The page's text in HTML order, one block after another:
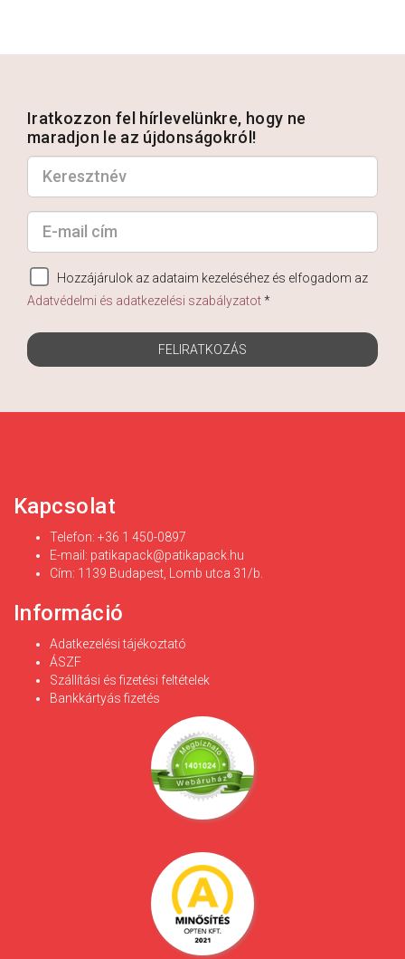
Iratkozzon fel hírlevelünkre, hogy ne
maradjon le az újdonságokról!
Hozzájárulok az adataim kezeléséhez és elfogadom az
Adatvédelmi és adatkezelési szabályzatot*
FELIRATKOZÁS
Kapcsolat
Telefon: +36 1 450-0897
E-mail: patikapack@patikapack.hu
Cím: 1139 Budapest, Lomb utca 31/b.
Információ
Adatkezelési tájékoztató
ÁSZF
Szállítási és fizetési feltételek
Bankkártyás fizetés